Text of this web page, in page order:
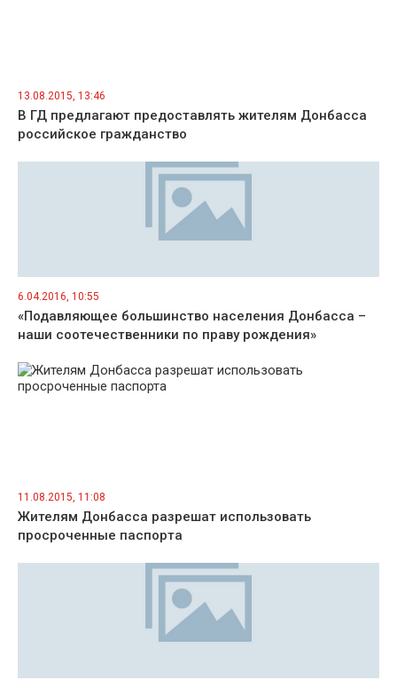
13.08.2015, 13:46
В ГД предлагают предоставлять жителям Донбасса
российское гражданство
6.04.2016, 10:55
«Подавляющее большинство населения Донбасса –
наши соотечественники по праву рождения»
11.08.2015, 11:08
Жителям Донбасса разрешат использовать
просроченные паспорта